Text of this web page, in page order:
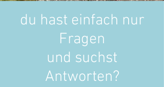
du hast einfach nur
Fragen
und suchst
Antworten?